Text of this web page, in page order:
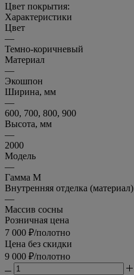
Цвет покрытия:
Характеристики
Цвет
—
Темно-коричневый
Материал
—
Экошпон
Ширина, мм
—
600, 700, 800, 900
Высота, мм
—
2000
Модель
—
Гамма М
Внутренняя отделка (материал)
—
Массив сосны
Розничная цена
7 000 ₽/полотно
Цена без скидки
9 000 ₽/полотно